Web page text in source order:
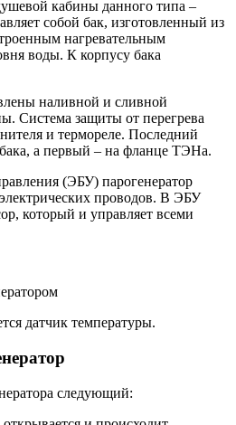
кабины данного типа –
собой бак, изготовленный из
нагревательным
воды. К корпусу бака
наливной и сливной
Система защиты от перегрева
и термореле. Последний
а первый – на фланце ТЭНа.
(ЭБУ) парогенератор
проводов. В ЭБУ
который и управляет всеми
датчик температуры.
следующий: